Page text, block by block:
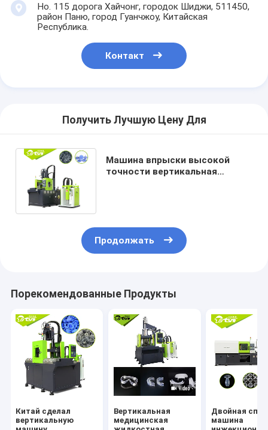
Но. 115 дорога Хайчонг, городок Шиджи, 511450,
район Паню, город Гуанчжоу, Китайская
Республика.
Контакт
Получить Лучшую Цену Для
Машина впрыски высокой
точности вертикальная
Продолжать
Порекомендованные Продукты
Китай сделал
вертикальную
Вертикальная
медицинская
Двойная
машина